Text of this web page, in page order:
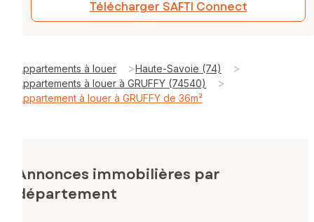
Télécharger SAFTI Connect
Appartements à louer >Haute-Savoie (74) >
Appartements à louer à GRUFFY (74540) >
Appartement à louer à GRUFFY de 36m²
Annonces immobilières par
département